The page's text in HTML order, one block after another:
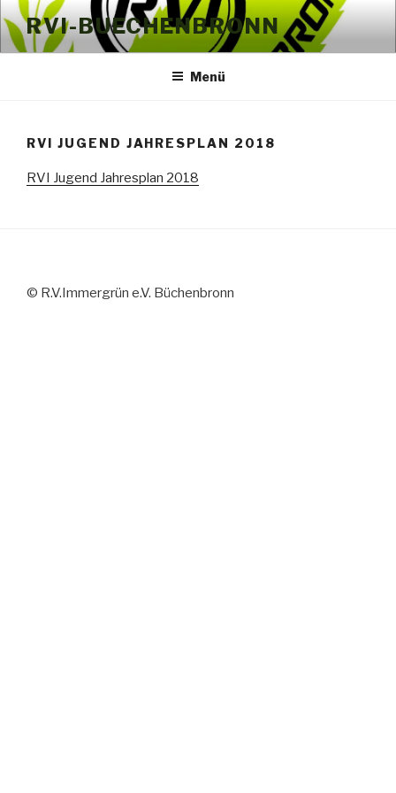
Zum
Inhalt
springen
RVI-BUECHENBRONN
Menü
RVI JUGEND JAHRESPLAN 2018
RVI Jugend Jahresplan 2018
© R.V.Immergrün e.V. Büchenbronn